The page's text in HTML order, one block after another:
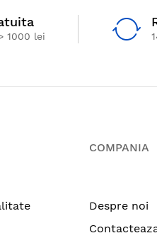
1000 lei
COMPANIA
Despre noi